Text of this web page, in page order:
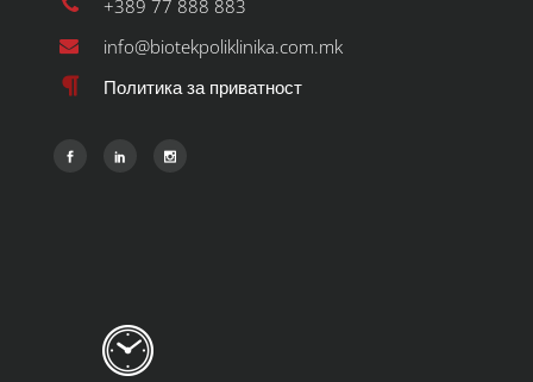
+389 77 888 883
info@biotekpoliklinika.com.mk
Политика за приватност